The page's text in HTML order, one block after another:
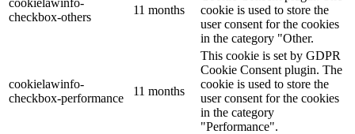
checkbox-others
11 months
cookie is used to store the
user consent for the cookies
in the category "Other.
cookielawinfo-
checkbox-performance
11 months
This cookie is set by GDPR
Cookie Consent plugin. The
cookie is used to store the
user consent for the cookies
in the category
"Performance".